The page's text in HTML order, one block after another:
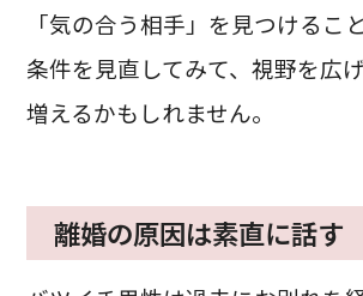
「気の合う相手」を見つけるこ
条件を見直してみて、視野を広
増えるかもしれません。
離婚の原因は素直に話す